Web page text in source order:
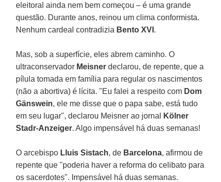
eleitoral ainda nem bem começou – é uma grande
questão. Durante anos, reinou um clima conformista.
Nenhum cardeal contradizia Bento XVI .
Mas, sob a superfície, eles abrem caminho. O
ultraconservador Meisnerdeclarou, de repente, que a
pílula tomada em família para regular os nascimentos
(não a abortiva) é lícita. "Eu falei a respeito com Dom
Gänswein, ele me disse que o papa sabe, está tudo
em seu lugar", declarou Meisner ao jornal
Kölner
Stadr-Anzeiger. Algo impensável há duas semanas!
O arcebispo Lluis Sistach, de Barcelona, afirmou de
repente que "poderia haver a reforma do celibato para
os sacerdotes". Impensável há duas semanas.